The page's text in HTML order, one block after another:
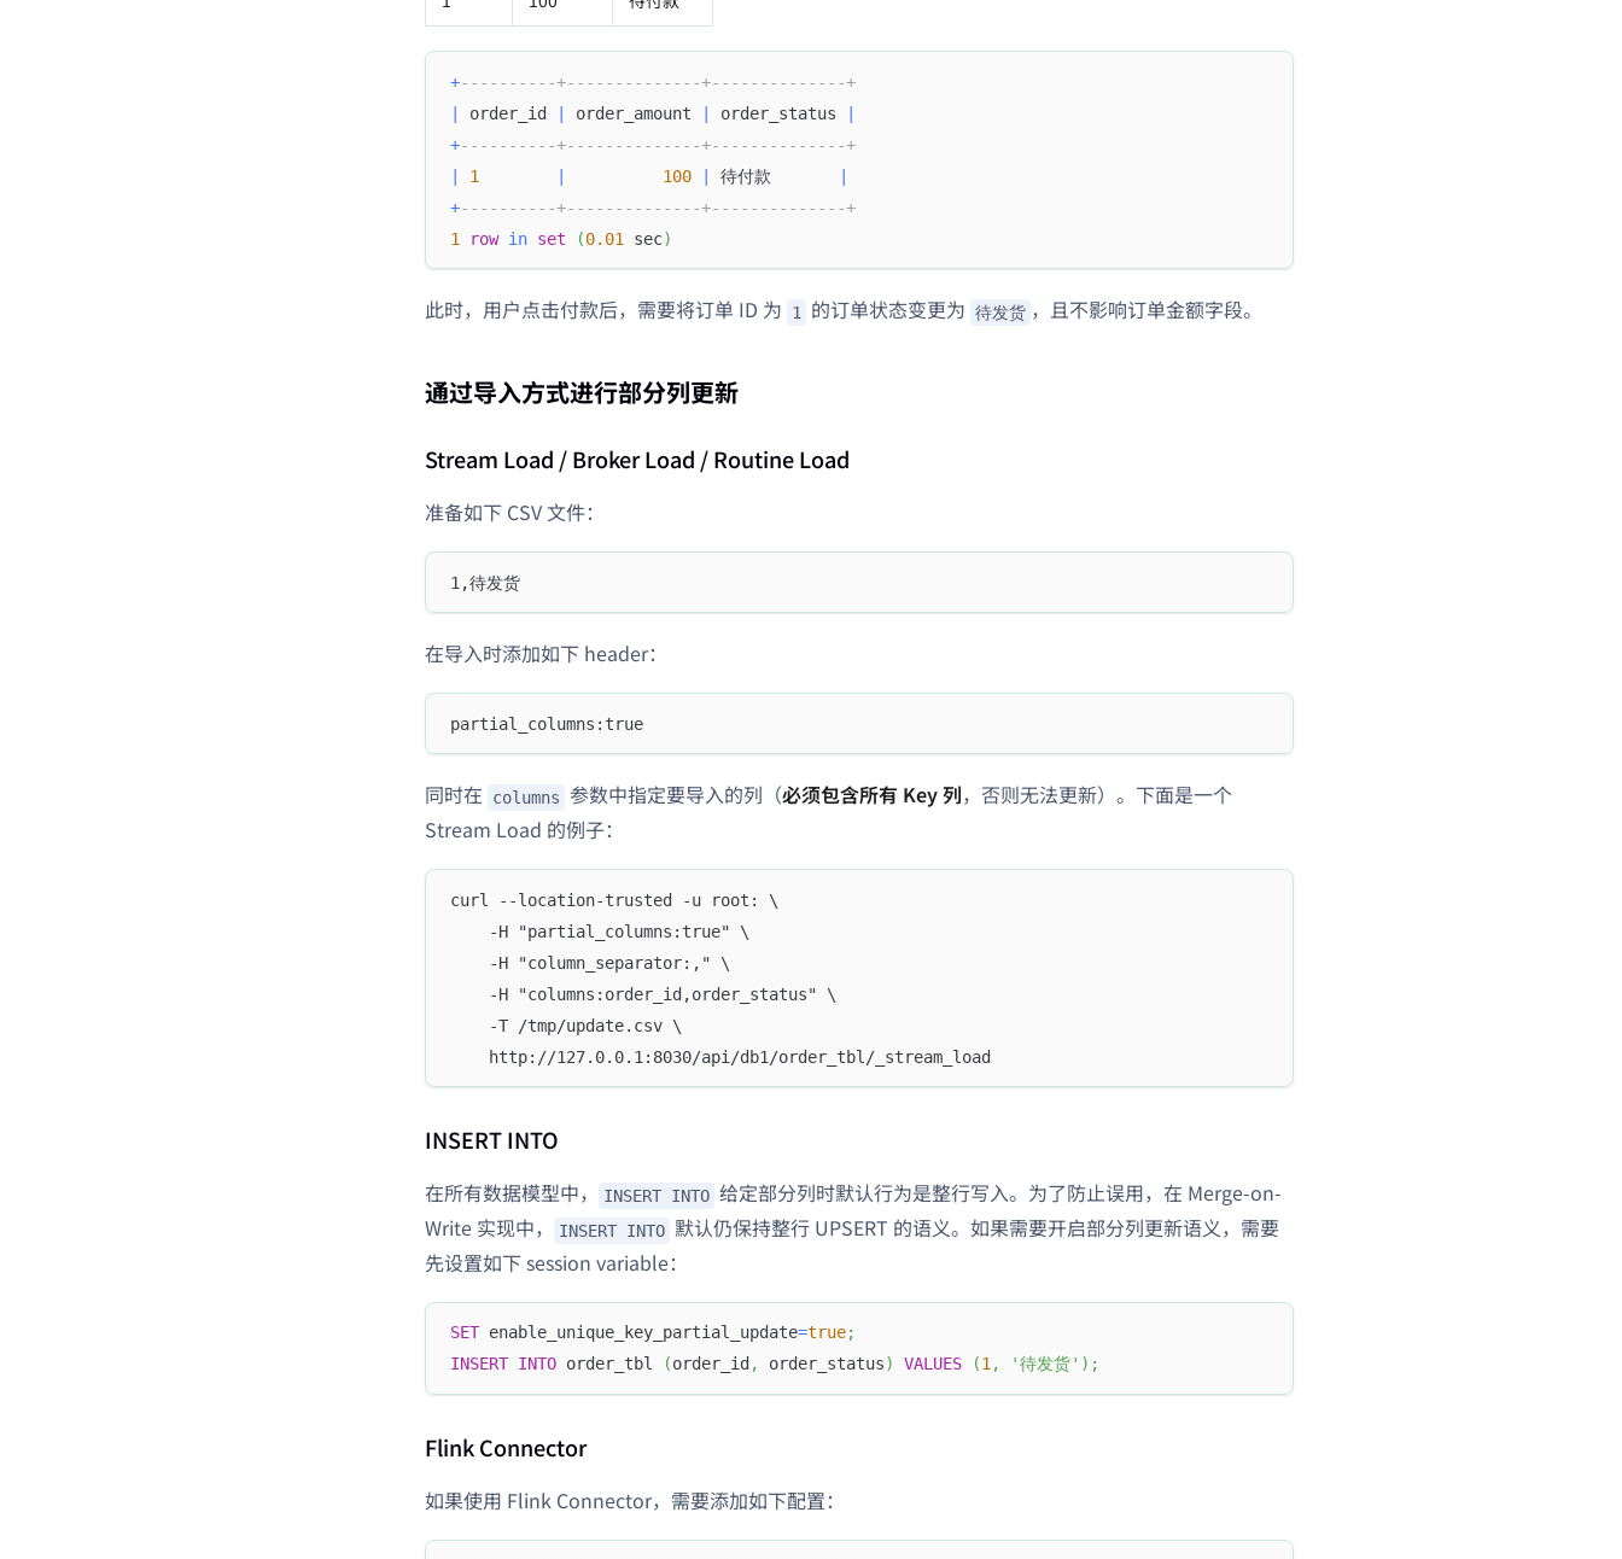
+----------+--------------+--------------+
order_id order_amount order_status
+----------+--------------+--------------+
1 100 待付款
+----------+--------------+--------------+
1
row in set (0.01 sec)
此时，用户点击付款后，需要将订单 ID 为 1 的订单状态变更为 待发货 ，且不影响订单金额字段。
通过导入方式进行部分列更新
Stream Load / Broker Load / Routine Load
准备如下 CSV 文件：
1,待发货
在导入时添加如下 header：
partial_columns:true
同时在 columns 参数中指定要导入的列（必须包含所有 Key 列，否则无法更新）。下面是一个
Stream Load 的例子：
curl --location-trusted -u root: \
    -H "partial_columns:true" \
    -H "column_separator:," \
    -H "columns:order_id,order_status" \
    -T /tmp/update.csv \
    http://127.0.0.1:8030/api/db1/order_tbl/_stream_load
INSERT INTO
在所有数据模型中， INSERT INTO 给定部分列时默认行为是整行写入。为了防止误用，在 Merge-on-
Write 实现中，
INSERT INTO 默认仍保持整行 UPSERT 的语义。如果需要开启部分列更新语义，需要
先设置如下 session variable：
SET enable_unique_key_partial_update=true;
INSERT INTO order_tbl (order_id , order_status) VALUES (1 , '待发货' ) ;
Flink Connector
如果使用 Flink Connector，需要添加如下配置：